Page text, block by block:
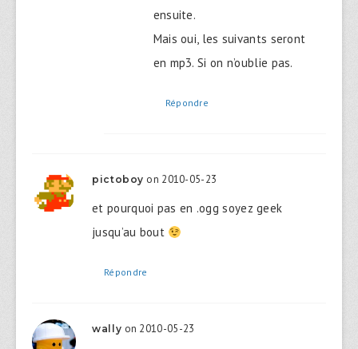
ensuite.
Mais oui, les suivants seront
en mp3. Si on n’oublie pas.
Répondre
pictoboy on 2010-05-23
et pourquoi pas en .ogg soyez geek
jusqu’au bout
Répondre
wally on 2010-05-23